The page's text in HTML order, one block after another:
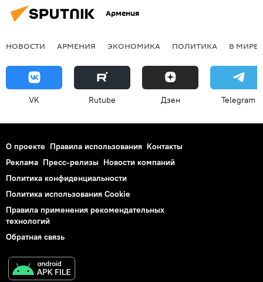
Армения
НОВОСТИ АРМЕНИЯ ЭКОНОМИКА ПОЛИТИКА В МИРЕ
VK Rutube Дзен Telegram
О проекте Правила использования Контакты
Реклама Пресс-релизы Новости компаний
Политика конфиденциальности
Политика использования Cookie
Правила применения рекомендательных
технологий
Обратная связь